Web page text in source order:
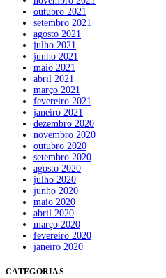
outubro 2021
setembro 2021
agosto 2021
julho 2021
junho 2021
maio 2021
abril 2021
março 2021
fevereiro 2021
janeiro 2021
dezembro 2020
novembro 2020
outubro 2020
setembro 2020
agosto 2020
julho 2020
junho 2020
maio 2020
abril 2020
março 2020
fevereiro 2020
janeiro 2020
CATEGORIAS